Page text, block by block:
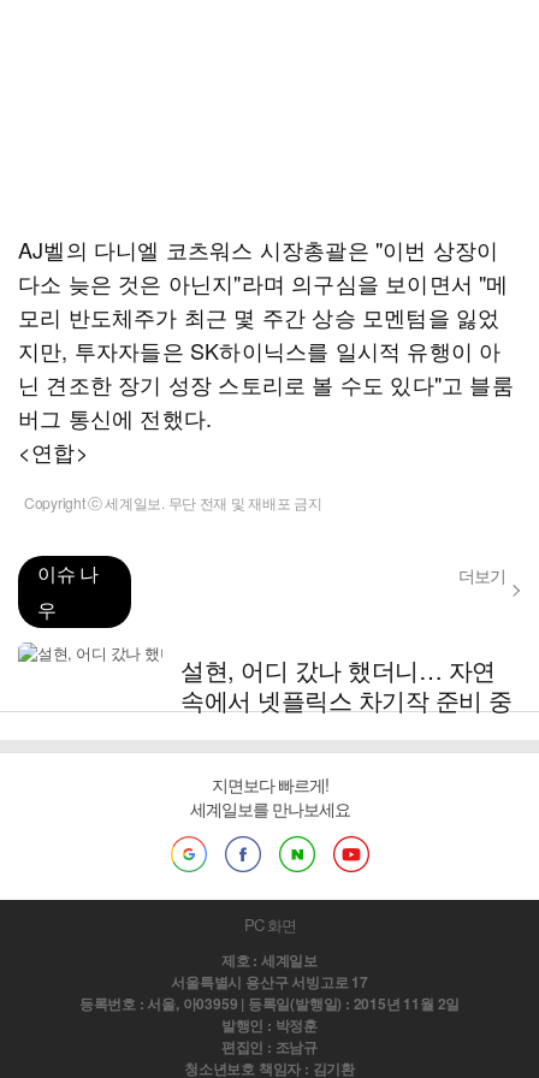
AJ벨의 다니엘 코츠워스 시장총괄은 "이번 상장이
다소 늦은 것은 아닌지"라며 의구심을 보이면서 "메
모리 반도체주가 최근 몇 주간 상승 모멘텀을 잃었
지만, 투자자들은 SK하이닉스를 일시적 유행이 아
닌 견조한 장기 성장 스토리로 볼 수도 있다"고 블룸
버그 통신에 전했다.
<연합>
Copyright ⓒ 세계일보. 무단 전재 및 재배포 금지
이슈 나
우
더보기
설현, 어디 갔나 했더니… 자연
속에서 넷플릭스 차기작 준비 중
지면보다 빠르게!
세계일보를 만나보세요
PC 화면
제호 : 세계일보
서울특별시 용산구 서빙고로 17
등록번호 : 서울, 아03959 | 등록일(발행일) : 2015년 11월 2일
발행인 : 박정훈
편집인 : 조남규
청소년보호 책임자 : 김기환